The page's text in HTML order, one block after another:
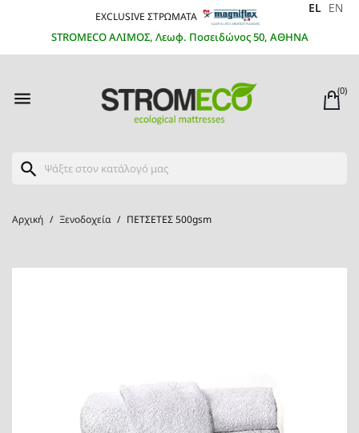
EXCLUSIVE ΣΤΡΩΜΑΤΑ
STROMECO ΑΛΙΜΟΣ, Λεωφ. Ποσειδώνος 50, ΑΘΗΝΑ
EL EN
 (0)
search
Αρχική Ξενοδοχεία ΠΕΤΣΕΤΕΣ 500gsm